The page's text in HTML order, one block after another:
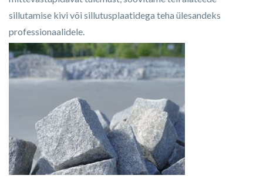
sillutamise kivi või sillutusplaatidega teha ülesandeks
professionaalidele.